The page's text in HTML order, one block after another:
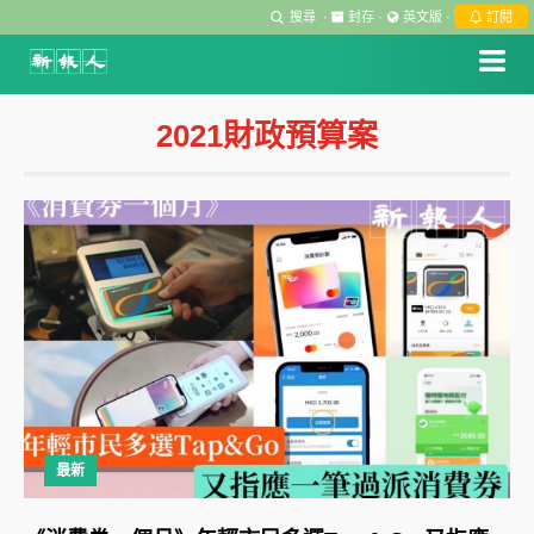
搜尋 · 封存 · 英文版 · 訂閱
2021財政預算案
最新